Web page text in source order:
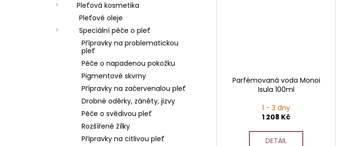
Pleťová kosmetika
Pleťové oleje
Speciální péče o pleť
Přípravky na problematickou
pleť
Péče o napadenou pokožku
Pigmentové skvrny
Přípravky na začervenalou pleť
Drobné oděrky, záněty, jizvy
Péče o svědivou pleť
Rozšířené žílky
Přípravky na citlivou pleť
Parfémovaná voda Monoi
Isula 100ml
1 - 3 dny
1 208 Kč
DETAIL